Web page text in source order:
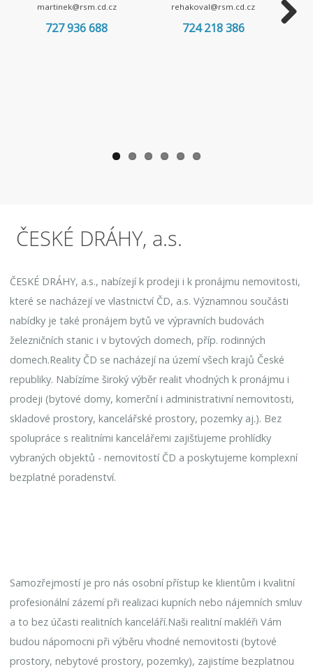
martinek@rsm.cd.cz
727 936 688
rehakoval@rsm.cd.cz
724 218 386
ČESKÉ DRÁHY, a.s.
ČESKÉ DRÁHY, a.s., nabízejí k prodeji i k pronájmu nemovitosti,
které se nacházejí ve vlastnictví ČD, a.s. Významnou součásti
nabídky je také pronájem bytů ve výpravních budovách
železničních stanic i v bytových domech, příp. rodinných
domech.Reality ČD se nacházejí na území všech krajů České
republiky. Nabízíme široký výběr realit vhodných k pronájmu i
prodeji (bytové domy, komerční i administrativní nemovitosti,
skladové prostory, kancelářské prostory, pozemky aj.). Bez
spolupráce s realitními kancelářemi zajišťujeme prohlídky
vybraných objektů - nemovitostí ČD a poskytujeme komplexní
bezplatné poradenství.
Samozřejmostí je pro nás osobní přístup ke klientům i kvalitní
profesionální zázemí při realizaci kupních nebo nájemních smluv
a to bez účasti realitních kanceláří.Naši realitní makléři Vám
budou nápomocni při výběru vhodné nemovitosti (bytové
prostory, nebytové prostory, pozemky), zajistíme bezplatnou